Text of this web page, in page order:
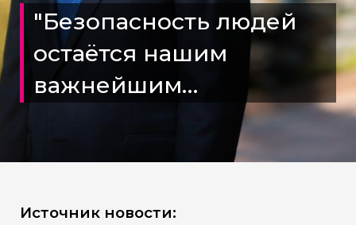
"Безопасность людей
остаëтся нашим
важнейшим
Источник новости: